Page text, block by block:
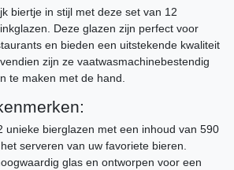
biertje in stijl met deze set van 12
Deze glazen zijn perfect voor
en bieden een uitstekende kwaliteit
zijn ze vaatwasmachinebestendig
te maken met de hand.
unieke bierglazen met een inhoud van 590
serveren van uw favoriete bieren.
glas en ontworpen voor een